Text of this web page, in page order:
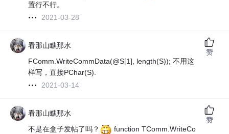
置行不行。
2021-03-28
看那山瞧那水
FComm.WriteCommData(@S[1], length(S)); 不用这
样写，直接PChar(S).
2021-03-14
赞
看那山瞧那水
不是在盒子发帖了吗？
function TComm.WriteCo
赞